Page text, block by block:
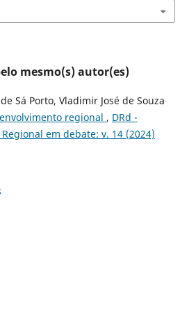
mesmo(s) autor(es)
Sá Porto, Vladimir José de Souza
regional , DRd -
em debate: v. 14 (2024)